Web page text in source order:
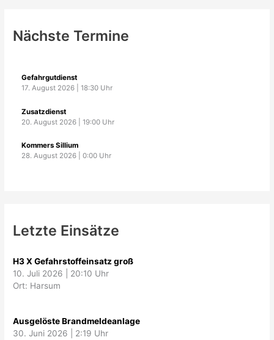
Nächste Termine
Gefahrgutdienst
17. August 2026 |18:30 Uhr
Zusatzdienst
20. August 2026 |19:00 Uhr
Kommers Sillium
28. August 2026 |0:00 Uhr
Letzte Einsätze
H3 X Gefahrstoffeinsatz groß
10. Juli 2026
20:10 Uhr
Ort: Harsum
Ausgelöste Brandmeldeanlage
30. Juni 2026
2:19 Uhr